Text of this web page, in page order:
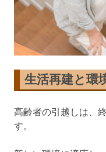
生活再建と環
高齢者の引越しは、
す。